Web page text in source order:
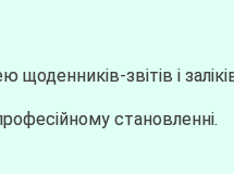
звітів і
становленні.